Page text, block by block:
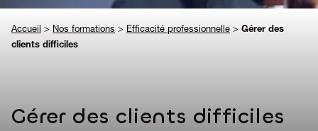
Accueil > Nos formations > Efficacité professionnelle > Gérer des
clients difficiles
Gérer des clients difficiles